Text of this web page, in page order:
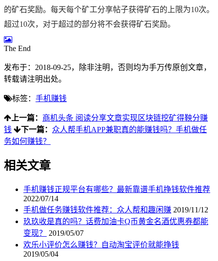
的矿石奖励。每天每个矿工分享帖子获得矿石的上限为10次。
超过10次，对于超过的部分将不会获得矿石奖励。
The End
发布于：2018-09-25，除非注明，否则均为手万传原创文章，
转载请注明出处。
标签： 手机赚钱
上一篇： 商机头条 阅读分享文章实现区块链挖矿得鞅分赚
钱
下一篇： 众人帮手机APP兼职真的能赚钱吗？手机做任
务如何赚钱？
相关文章
手机赚钱正规平台有哪些？最新靠谱手机挣钱软件推荐
2022/07/14
手机做任务赚钱软件推荐：众人帮和趣闲赚 2019/11/12
玖玖收是真的吗？话费加油卡Q币黄金名酒优惠券都能
变现？
2019/05/07
欢乐小评价怎么赚钱？自动淘宝评价就能挣钱
2019/05/04